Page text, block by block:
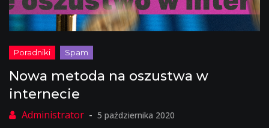
Nowa metoda na oszustwa w
internecie
5 października 2020